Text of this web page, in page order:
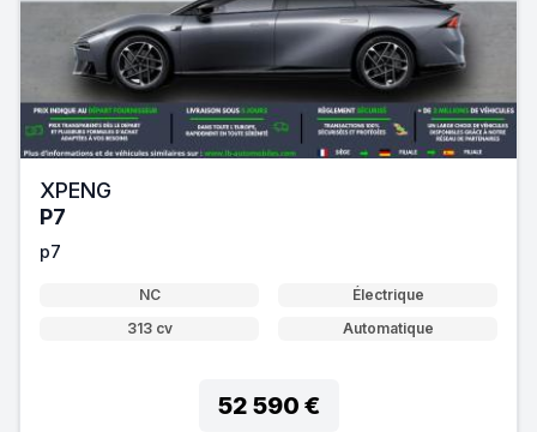
XPENG
P7
p7
NC
Électrique
313 cv
Automatique
52 590 €